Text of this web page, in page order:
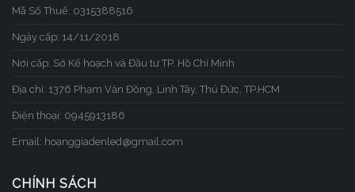
Mã Số Thuế: 0315388516
Ngày cấp: 14/11/2018
Nơi cấp: Sở Kế hoạch và Đầu tư TP. Hồ Chí Minh
Địa chỉ: 1376 Phạm Văn Đồng, Linh Tây, Thủ Đức, TP.HCM
Điện thoại: 0945913186
Email: hoanggiadenled@gmail.com
CHÍNH SÁCH